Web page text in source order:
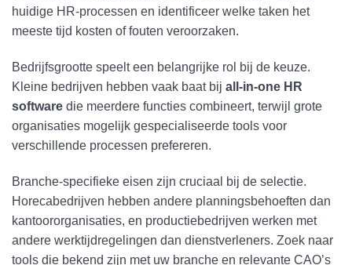
huidige HR-processen en identificeer welke taken het
meeste tijd kosten of fouten veroorzaken.
Bedrijfsgrootte speelt een belangrijke rol bij de keuze.
Kleine bedrijven hebben vaak baat bij all-in-one HR
software die meerdere functies combineert, terwijl grote
organisaties mogelijk gespecialiseerde tools voor
verschillende processen prefereren.
Branche-specifieke eisen zijn cruciaal bij de selectie.
Horecabedrijven hebben andere planningsbehoeften dan
kantoororganisaties, en productiebedrijven werken met
andere werktijdregelingen dan dienstverleners. Zoek naar
tools die bekend zijn met uw branche en relevante CAO’s